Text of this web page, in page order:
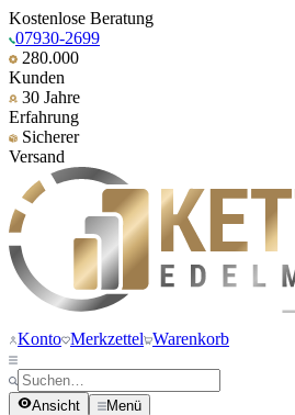
Kostenlose Beratung
07930-2699
280.000
Kunden
30 Jahre
Erfahrung
Sicherer
Versand
Konto Merkzettel Warenkorb
Ansicht Menü